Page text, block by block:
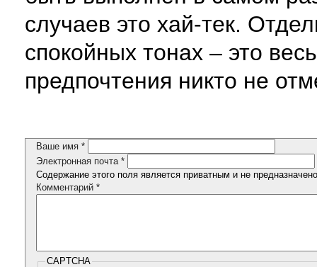
случаев это хай-тек.
спокойных тонах – это
предпочтения никто не
Ваше имя *
Электронная почта *
Содержание этого поля является приватным и не
Комментарий *
CAPTCHA